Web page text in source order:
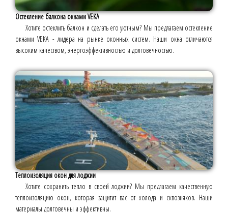
Остекление балкона окнами VEKA
Хотите остеклить балкон и сделать его уютным? Мы предлагаем остекление
окнами VEKA - лидера на рынке оконных систем. Наши окна отличаются
высоким качеством, энергоэффективностью и долговечностью.
Теплоизоляция окон для лоджии
Хотите сохранить тепло в своей лоджии? Мы предлагаем качественную
теплоизоляцию окон, которая защитит вас от холода и сквозняков. Наши
материалы долговечны и эффективны.